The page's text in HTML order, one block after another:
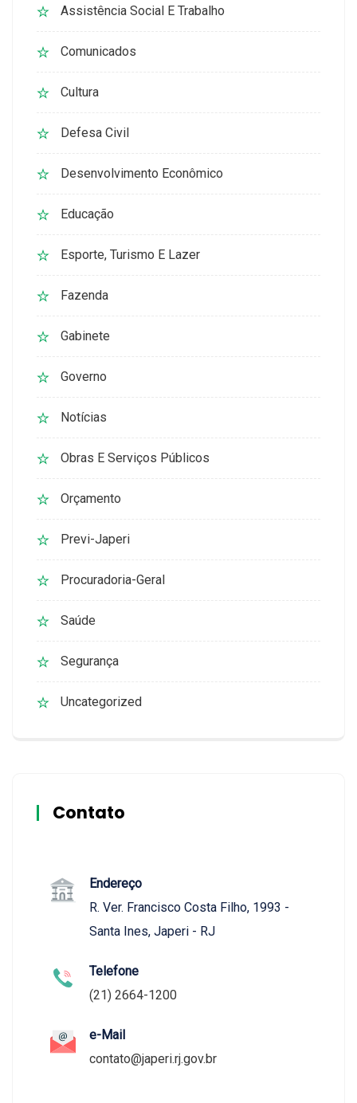
Assistência Social E Trabalho
Comunicados
Cultura
Defesa Civil
Desenvolvimento Econômico
Educação
Esporte, Turismo E Lazer
Fazenda
Gabinete
Governo
Notícias
Obras E Serviços Públicos
Orçamento
Previ-Japeri
Procuradoria-Geral
Saúde
Segurança
Uncategorized
Contato
Endereço
R. Ver. Francisco Costa Filho, 1993 -
Santa Ines, Japeri - RJ
Telefone
(21) 2664-1200
e-Mail
contato@japeri.rj.gov.br